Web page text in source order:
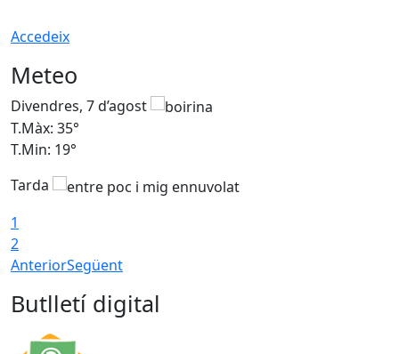
Accedeix
Meteo
Divendres, 7 d’agost
T.Màx: 35°
T.Min: 19°
Tarda
1
2
AnteriorSegüent
Butlletí digital